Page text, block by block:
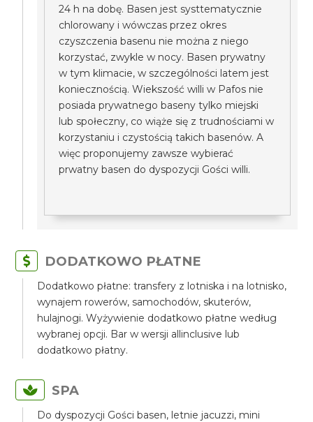
24 h na dobę. Basen jest systtematycznie
chlorowany i wówczas przez okres
czyszczenia basenu nie można z niego
korzystać, zwykle w nocy. Basen prywatny
w tym klimacie, w szczególności latem jest
koniecznością. Wiekszość willi w Pafos nie
posiada prywatnego baseny tylko miejski
lub społeczny, co wiąże się z trudnościami w
korzystaniu i czystością takich basenów. A
więc proponujemy zawsze wybierać
prwatny basen do dyspozycji Gości willi.
DODATKOWO PŁATNE
Dodatkowo płatne: transfery z lotniska i na lotnisko,
wynajem rowerów, samochodów, skuterów,
hulajnogi. Wyżywienie dodatkowo płatne według
wybranej opcji. Bar w wersji allinclusive lub
dodatkowo płatny.
SPA
Do dyspozycji Gości basen, letnie jacuzzi, mini